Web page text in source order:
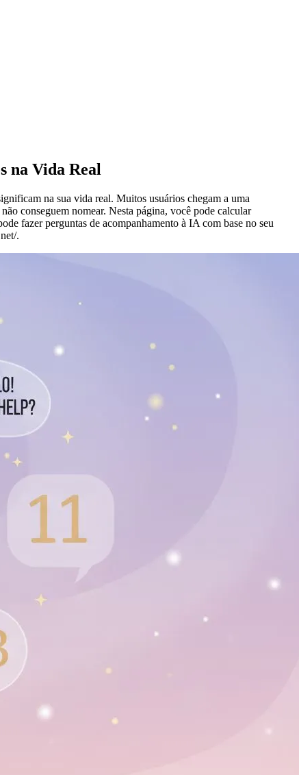
na Vida Real
na sua vida real. Muitos usuários chegam a uma
conseguem nomear. Nesta página, você pode calcular
fazer perguntas de acompanhamento à IA com base no seu
.